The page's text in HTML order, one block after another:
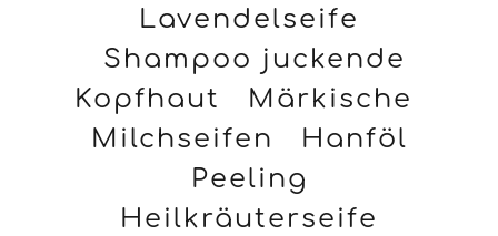
Lavendelseife
Shampoo juckende
Kopfhaut
Märkische
Milchseifen
Hanföl
Peeling
Heilkräuterseife